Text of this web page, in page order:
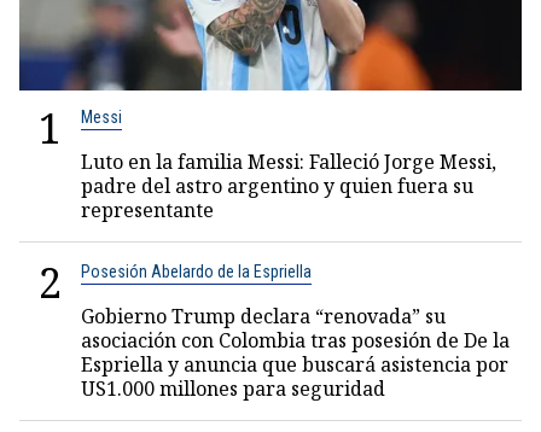
1 Messi
Luto en la familia Messi: Falleció Jorge Messi,
padre del astro argentino y quien fuera su
representante
2 Posesión Abelardo de la Espriella
Gobierno Trump declara “renovada” su
asociación con Colombia tras posesión de De la
Espriella y anuncia que buscará asistencia por
US1.000 millones para seguridad